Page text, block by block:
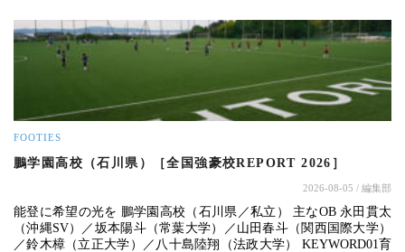
FOOTIES
鵬学園高校（石川県）［全国強豪校REPORT 2026］
2026-08-05 / 編集部
能登に希望の光を 鵬学園高校（石川県／私立） 主なOB 永田貫太
（沖縄SV）／坂本陽斗（常葉大学）／山田春斗（関西国際大学）
／鈴木樟（立正大学）／八十島陸翔（法政大学） KEYWORD01育